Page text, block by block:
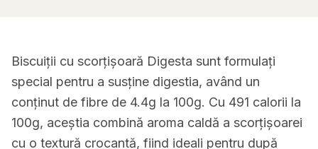
Biscuiții cu scorțișoară Digesta sunt formulați
special pentru a susține digestia, având un
conținut de fibre de 4.4g la 100g. Cu 491 calorii la
100g, aceștia combină aroma caldă a scorțișoarei
cu o textură crocantă, fiind ideali pentru după